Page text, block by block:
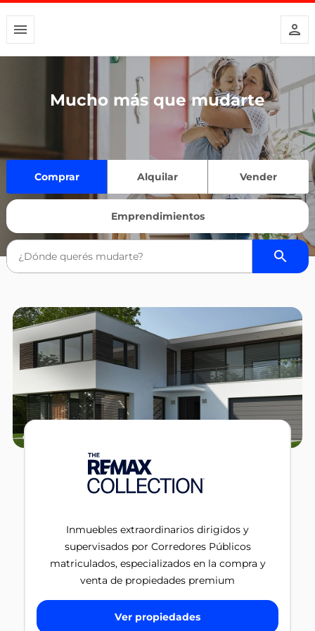
Mucho más que mudarte
Comprar Alquilar Vender
Emprendimientos
Inmuebles extraordinarios dirigidos y
supervisados por Corredores Públicos
matriculados, especializados en la compra y
venta de propiedades premium
Ver propiedades